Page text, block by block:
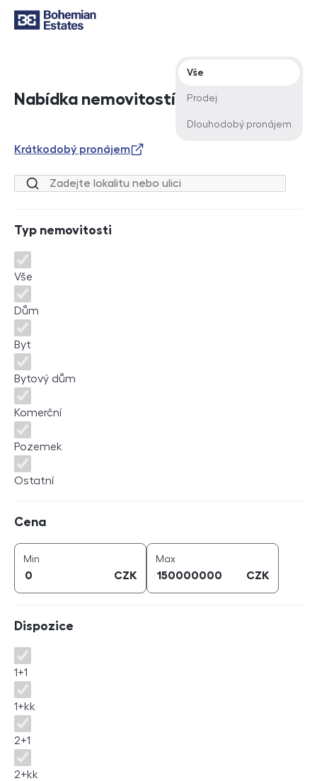
Nabídka nemovitostí
Typ nabídky
Vše
Prodej
Dlouhodobý pronájem
Krátkodobý pronájem
Lokalita nebo ulice
Typ nemovitosti
Typ nemovitosti
Vše
Dům
Byt
Bytový dům
Komerční
Pozemek
Ostatní
Cena
Min
CZK
Maxcena (
CZK
Dispozice
Dispozice
1+1
1+kk
2+1
2+kk